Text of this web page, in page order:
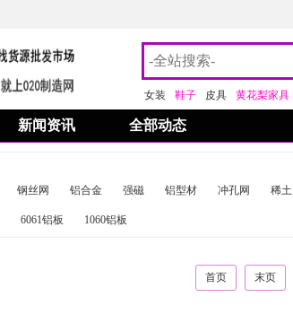
女装 鞋子 皮具 黄花梨家具
新闻资讯 全部动态
钢丝网 铝合金 强磁 铝型材 冲孔网 稀土
6061铝板 1060铝板
首页 末页